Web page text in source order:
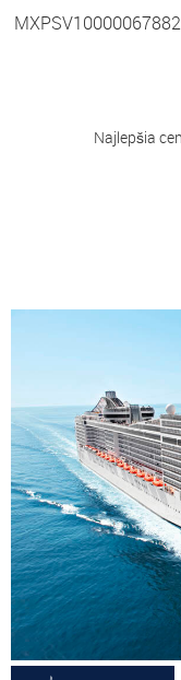
MXPSV10000067882
Najlepšia